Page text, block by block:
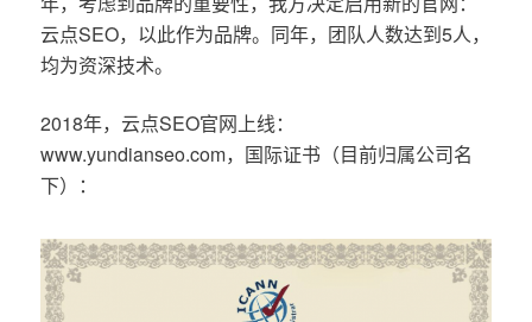
云点SEO，以此作为品牌。同年，团队人数达到5人，
均为资深技术。
2018年，云点SEO官网上线：
www.yundianseo.com，国际证书（目前归属公司名
下）：